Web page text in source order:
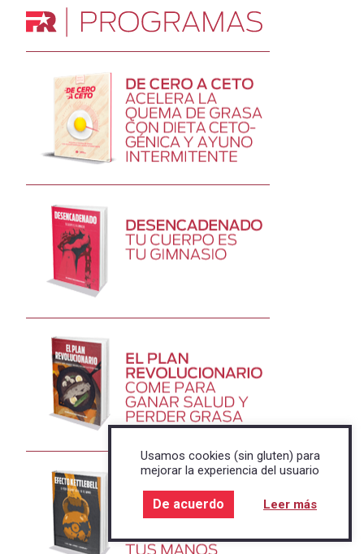
Usamos cookies (sin gluten) para
mejorar la experiencia del usuario
De acuerdo Leer más